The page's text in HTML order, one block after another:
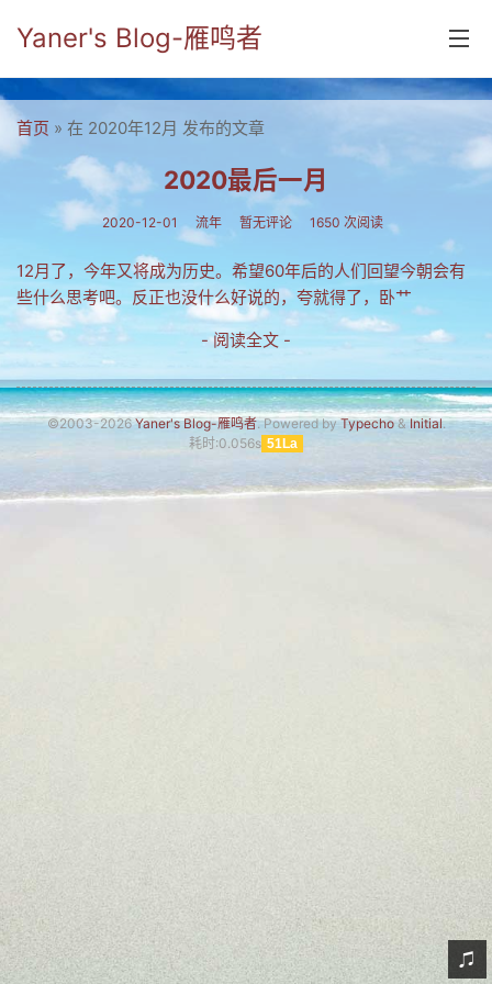
Yaner's Blog-雁鸣者
首页
分类
yaner online
毕业留言册
流年
五笔难啊
流行.时代.天下
网络新事物
首页 » 在 2020年12月 发布的文章
2020最后一月
2020-12-01 流年 暂无评论 1650 次阅读
12月了，今年又将成为历史。希望60年后的人们回望今朝会有
些什么思考吧。反正也没什么好说的，夸就得了，卧艹
- 阅读全文 -
©2003-2026Yaner's Blog-雁鸣者. Powered byTypecho&Initial.
耗时:0.056s 51La